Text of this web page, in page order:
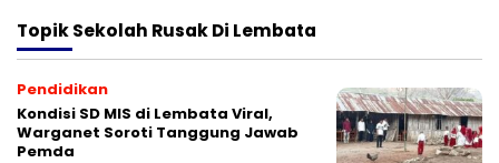
TopikSekolah Rusak Di Lembata
Pendidikan
Kondisi SD MIS di Lembata Viral,
Warganet Soroti Tanggung Jawab
Pemda